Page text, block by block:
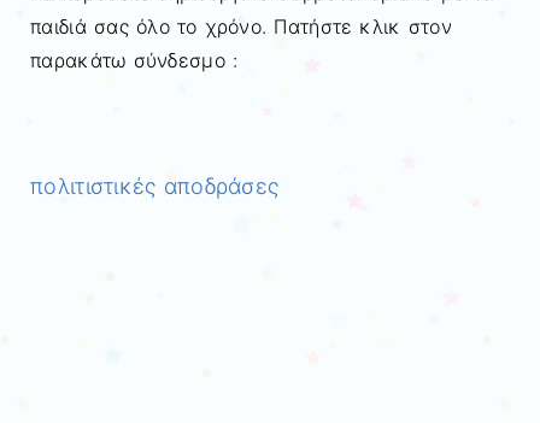
παιδιά σας όλο το χρόνο. Πατήστε κλικ στον
παρακάτω σύνδεσμο :
πολιτιστικές αποδράσες